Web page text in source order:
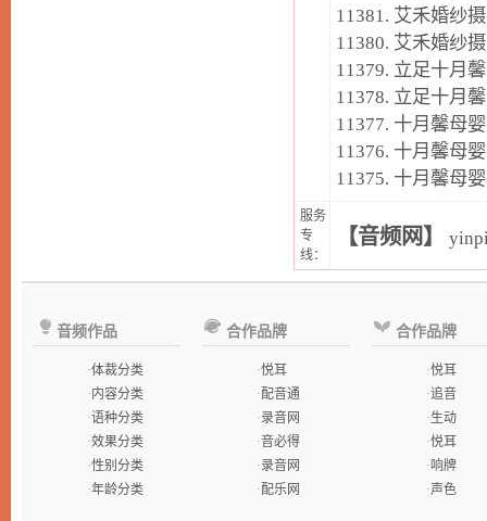
11381. 艾禾婚纱
11380. 艾禾婚纱
11379. 立足十月
11378. 立足十月
11377. 十月馨母
11376. 十月馨母
11375. 十月馨母
服务
专
线：
【音频网】
音频作品
·体裁分类
· 内容分类
·语种分类
·效果分类
·性别分类
·年龄分类
合作品牌
·悦耳
·配音通
·录音网
·音必得
·录音网
·配乐网
合作品牌
·悦耳
·追音
·生动
·悦耳
·响牌
·声色